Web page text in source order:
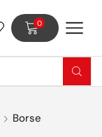
0
Borse